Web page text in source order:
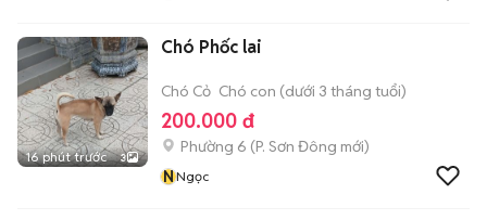
16 phút trước 3
Chó Phốc lai
Chó Cỏ Chó con (dưới 3 tháng tuổi)
200.000 đ
Phường 6 (P. Sơn Đông mới)
NNgọc